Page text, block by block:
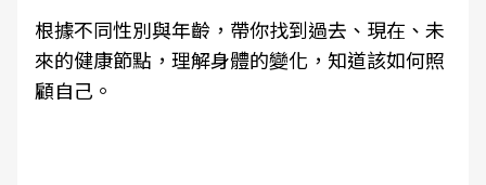
根據不同性別與年齡，帶你找到過去、現在、未
來的健康節點，理解身體的變化，知道該如何照
顧自己。